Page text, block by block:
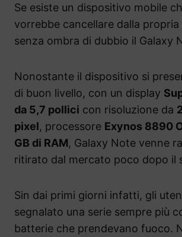
Se esiste un dispositivo mobile
vorrebbe cancellare dalla
senza ombra di dubbio il Galaxy
Nonostante il dispositivo si
di buon livello, con un display
da 5,7 pollici con risoluzione da
pixel, processore Exynos 8890
GB di RAM, Galaxy Note venne
ritirato dal mercato poco dopo il
Sin dai primi giorni infatti, gli
segnalato una serie sempre più
batterie che prendevano fuoco.